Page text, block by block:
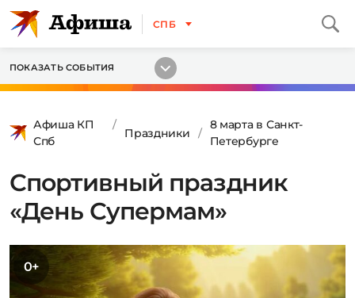
СПБ
ПОКАЗАТЬ СОБЫТИЯ
Афиша КП
Спб
Праздники
8 марта в Санкт-
Петербурге
Спортивный праздник
«День Супермам»
0+